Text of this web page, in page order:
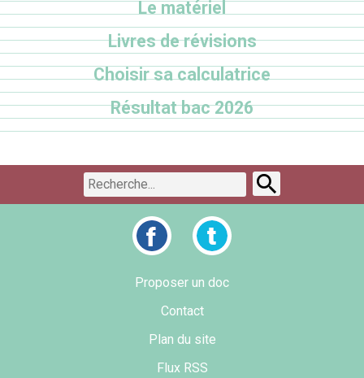
Le matériel
Livres de révisions
Choisir sa calculatrice
Résultat bac 2026
Proposer un doc
Contact
Plan du site
Flux RSS